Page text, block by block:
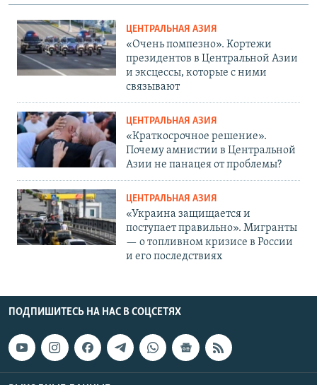
ЦЕНТРАЛЬНАЯ АЗИЯ
«Очень помпезно». Кортежи
президентов в Центральной Азии
и эксцессы, которые с ними
связывают
ЦЕНТРАЛЬНАЯ АЗИЯ
«Краткосрочное решение».
Почему амнистии в Центральной
Азии не панацея от проблемы?
ЦЕНТРАЛЬНАЯ АЗИЯ
«Украина защищается и
поступает правильно». Мигранты
— о топливном кризисе в России
и его последствиях
ПОДПИШИТЕСЬ НА НАС В СОЦСЕТЯХ